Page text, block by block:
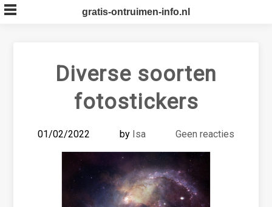
Skip
to
gratis-ontruimen-info.nl
Diverse soorten
fotostickers
01/02/2022 by Isa Geen reacties